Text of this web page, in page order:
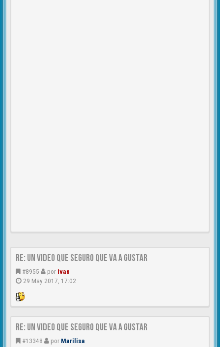
Re: un video que seguro que va a gustar
#8955 por Ivan
29 May 2017, 17:02
Re: un video que seguro que va a gustar
#13348 por Marilisa